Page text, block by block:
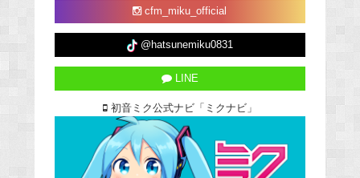
cfm_miku_official
@hatsunemiku0831
LINE
初音ミク公式ナビ「ミクナビ」